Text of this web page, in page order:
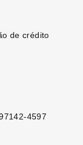
de crédito
4597